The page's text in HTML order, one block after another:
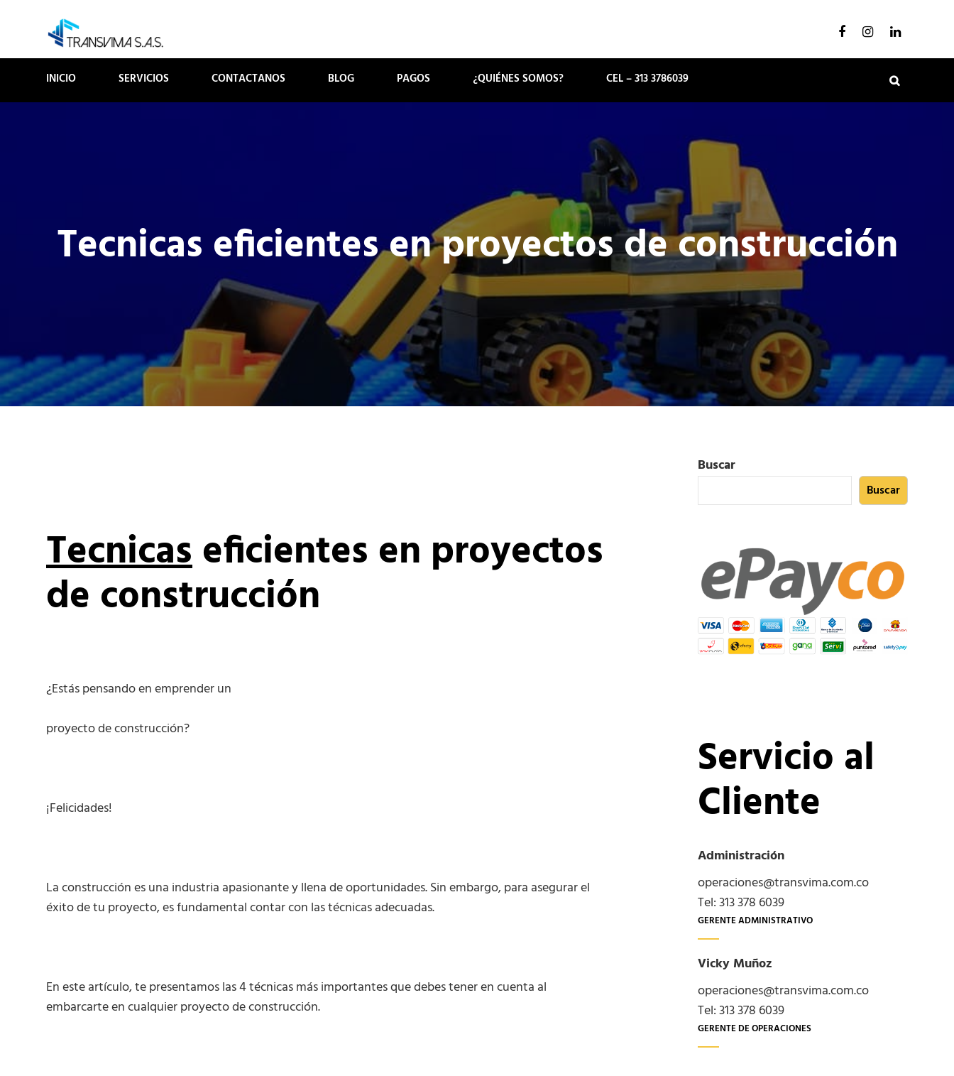
TRANSVIMA SAS Facebook
InstagramLinkedin
INICIO SERVICIOS CONTACTANOS BLOG PAGOS ¿QUIÉNES SOMOS? CEL – 313 3786039
Tecnicas eficientes en proyectos de construcción
Tecnicaseficientes en proyectos
de construcción
¿Estás pensando en emprender un
proyecto de construcción?
¡Felicidades!
La construcción es una industria apasionante y llena de oportunidades. Sin embargo, para asegurar el
éxito de tu proyecto, es fundamental contar con las técnicas adecuadas.
En este artículo, te presentamos las 4 técnicas más importantes que debes tener en cuenta al
embarcarte en cualquier proyecto de construcción.
Buscar
Buscar
Servicio al
Cliente
Administración
operaciones@transvima.com.co
Tel: 313 378 6039
GERENTE ADMINISTRATIVO
Vicky Muñoz
operaciones@transvima.com.co
Tel: 313 378 6039
GERENTE DE OPERACIONES